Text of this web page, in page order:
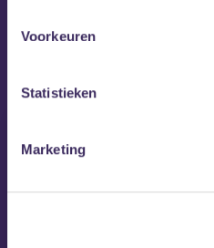
Voorkeuren
Statistieken
Marketing